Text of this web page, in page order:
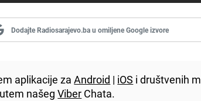
Dodajte Radiosarajevo.ba u omiljene Google izvore
aplikacije zaAndroid | iOS i društvenih
našegViber Chata.